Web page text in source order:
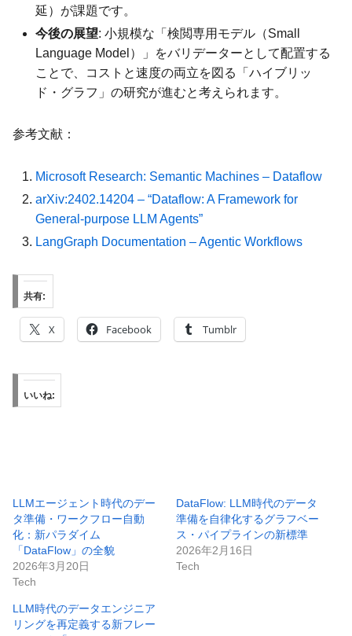
延）が課題です。
今後の展望: 小規模な「検閲専用モデル（Small
Language Model）」をバリデーターとして配置する
ことで、コストと速度の両立を図る「ハイブリッ
ド・グラフ」の研究が進むと考えられます。
参考文献：
Microsoft Research: Semantic Machines – Dataflow
arXiv:2402.14204 – “Dataflow: A Framework for
General-purpose LLM Agents”
LangGraph Documentation – Agentic Workflows
共有:
X Facebook Tumblr
いいね:
LLMエージェント時代のデー
タ準備・ワークフロー自動
化：新パラダイム
「DataFlow」の全貌
2026年3月20日
Tech
DataFlow: LLM時代のデータ
準備を自律化するグラフベー
ス・パイプラインの新標準
2026年2月16日
Tech
LLM時代のデータエンジニア
リングを再定義する新フレー